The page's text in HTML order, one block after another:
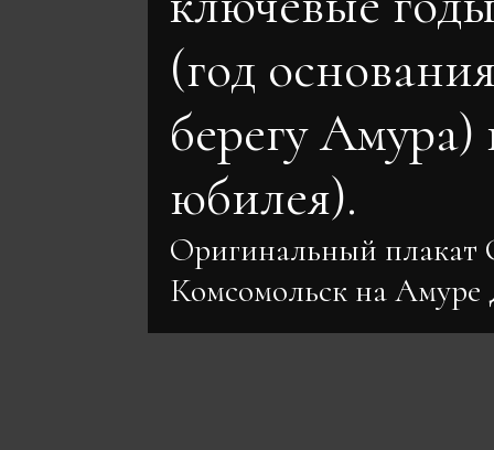
(год
берегу Амура)
юбилея).
Оригинальный
Комсомольск на